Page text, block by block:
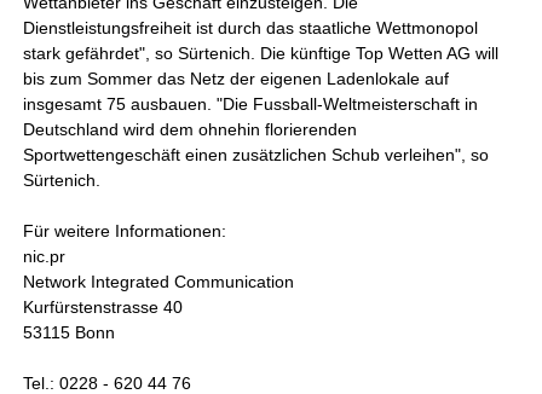
Dienstleistungsfreiheit ist durch das staatliche Wettmonopol
stark gefährdet", so Sürtenich. Die künftige Top Wetten AG will
bis zum Sommer das Netz der eigenen Ladenlokale auf
insgesamt 75 ausbauen. "Die Fussball-Weltmeisterschaft in
Deutschland wird dem ohnehin florierenden
Sportwettengeschäft einen zusätzlichen Schub verleihen", so
Sürtenich.
Für weitere Informationen:
nic.pr
Network Integrated Communication
Kurfürstenstrasse 40
53115 Bonn
Tel.: 0228 - 620 44 76